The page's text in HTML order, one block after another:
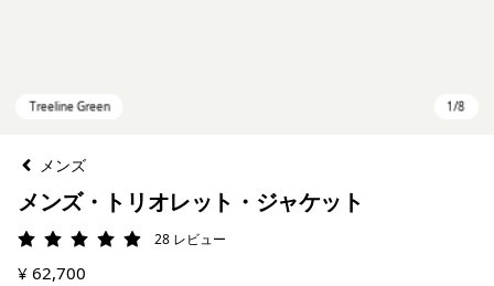
メンズ
メンズ・トリオレット・ジャケット
評価: 5 / 5 28 レビュー
¥ 62,700